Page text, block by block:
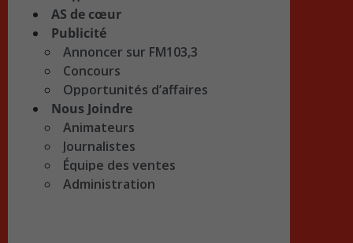
AS de cœur
Publicité
Annoncer sur FM103,3
Concours
Opportunités d’affaires
Nous Joindre
Animateurs
Journalistes
Équipe des ventes
Administration